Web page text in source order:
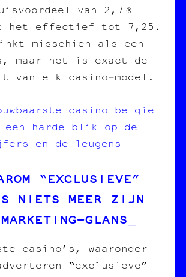
van 2,7 %
het effectief tot 7,25.
misschien als een
maar het is exact de
van elk casino‑model.
casino belgie
een harde blik op de
en de leugens
“EXCLUSIEVE”
NIETS MEER ZIJN
casino’s, waaronder
“exclusieve”